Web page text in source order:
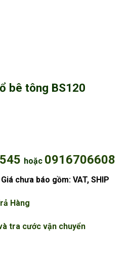
bê tông BS120
hoặc 0916706608
chưa báo gồm: VAT, SHIP
Hàng
tra cước vận chuyển
BS120 số lượng